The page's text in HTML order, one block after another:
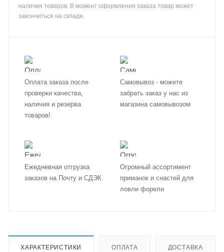
наличия товаров. В момент оформления заказа товар может
закончиться на складе.
Оплата заказа после
проверки качества,
наличия и резерва
товаров!
Самовывоз - можете
забрать заказ у нас из
магазина самовывозом
Ежедневная отгрузка
заказов на Почту и СДЭК
Огромный ассортимент
приманок и снастей для
ловли форели
ХАРАКТЕРИСТИКИ ОПЛАТА ДОСТАВКА